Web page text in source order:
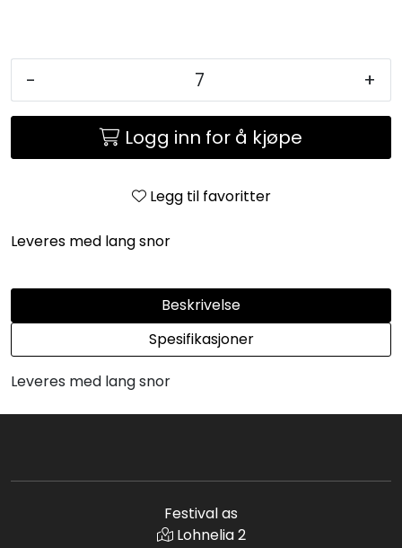
- +
Logg inn for å kjøpe
Legg til favoritter
Leveres med lang snor
Beskrivelse
Spesifikasjoner
Leveres med lang snor
Festival as
Lohnelia 2